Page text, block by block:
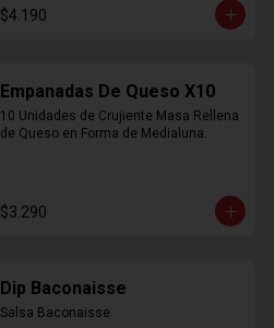
$4.190
Empanadas De Queso X10
10 Unidades de Crujiente Masa Rellena
de Queso en Forma de Medialuna.
$3.290
Dip Baconaisse
Salsa Baconaisse